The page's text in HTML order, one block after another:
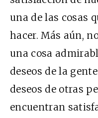
una de las cosas
hacer. Más aún,
una cosa
deseos de la
deseos de otras
encuentran